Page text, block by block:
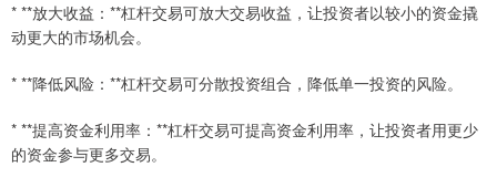
* **放大收益：**杠杆交易可放大交易收益，让投资者以较小的资金撬
动更大的市场机会。
* **降低风险：**杠杆交易可分散投资组合，降低单一投资的风险。
* **提高资金利用率：**杠杆交易可提高资金利用率，让投资者用更少
的资金参与更多交易。